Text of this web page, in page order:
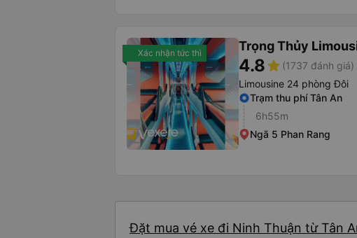
Xác nhận tức thì Trọng Thủy
4.8star (1737 đánh giá)
Limousine 24 phòng Đôi
Trạm thu phí Tân An
6h55m
Ngã 5 Phan Rang
Đặt mua vé xe đi Ninh Thuận từ Tân